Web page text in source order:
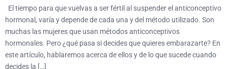
El tiempo para que vuelvas a ser fértil al suspender el anticonceptivo
hormonal, varía y depende de cada una y del método utilizado. Son
muchas las mujeres que usan métodos anticonceptivos
hormonales. Pero ¿qué pasa si decides que quieres embarazarte? En
este artículo, hablaremos acerca de ellos y de lo que sucede cuando
decides la […]